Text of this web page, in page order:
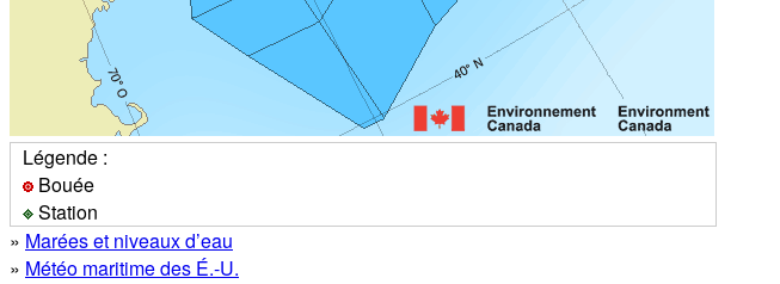
Légende :
Bouée
Station
» Marées et niveaux d’eau
» Météo maritime des É.-U.